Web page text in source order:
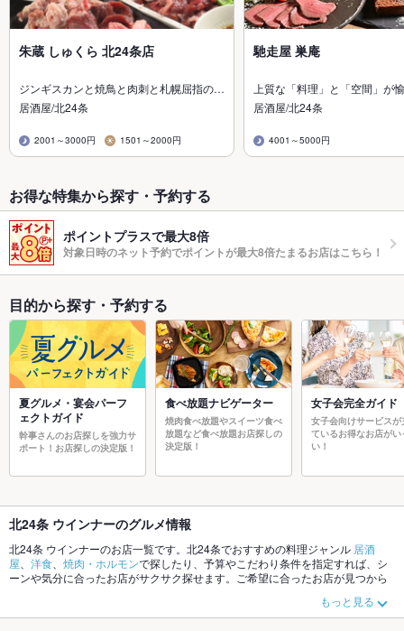
朱蔵 しゅくら 北24条店
ジンギスカンと焼鳥と肉刺と札幌屈指の…
居酒屋/北24条
2001～3000円 1501～2000円
馳走屋 巣庵
上質な「料理」と「空間」が
居酒屋/北24条
4001～5000円
お得な特集から探す・予約する
ポイントプラスで最大8倍
対象日時のネット予約でポイントが最大8倍たまるお店はこちら！
目的から探す・予約する
夏グルメ・宴会パーフ
ェクトガイド
幹事さんのお店探しを強力サ
ポート！お店探しの決定版！
食べ放題ナビゲーター
焼肉食べ放題やスイーツ食べ
放題など食べ放題お店探しの
決定版！
女子会完全ガイド
女子会向けサービスが
ているお得なお店がい
い！
北24条 ウインナーのグルメ情報
北24条 ウインナーのお店一覧です。北24条でおすすめの料理ジャンル 居酒
屋
洋食 焼肉・ホルモンで探したり、予算やこだわり条件を指定すれば、シ
ーンや気分に合ったお店がサクサク探せます。ご希望に合ったお店が見つから
さい。ホットペッパーグルメなら、お得なクーポンはもちろん、こだわりメニ
ューからあげ、お茶漬け、エビ料理や季節のおすすめ料理など、お店の最新情
もっと見る